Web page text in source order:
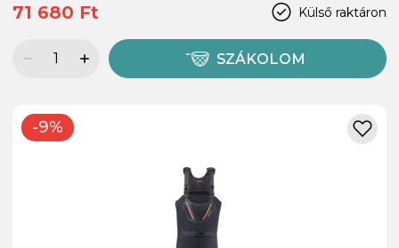
Külső raktáron
71 680 Ft
SZÁKOLOM
-9%